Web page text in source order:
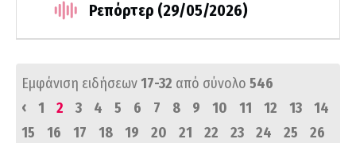
Ρεπόρτερ (29/05/2026)
Εμφάνιση ειδήσεων17-32 από σύνολο 546
‹
1 2 3 4 5 6 7 8 9 10 11 12 13
14
15
16 17 18 19 20 21 22 23 24 25
26